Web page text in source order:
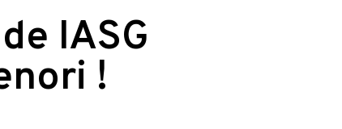
IASG
!